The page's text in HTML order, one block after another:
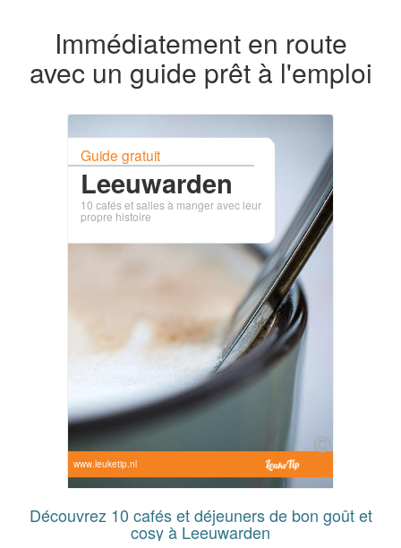
Immédiatement en route
avec un guide prêt à l'emploi
Guide gratuit
Leeuwarden
10 cafés et salles à manger avec leur
propre histoire
www.leuketip.nl
Découvrez 10 cafés et déjeuners de bon goût et
cosy à Leeuwarden